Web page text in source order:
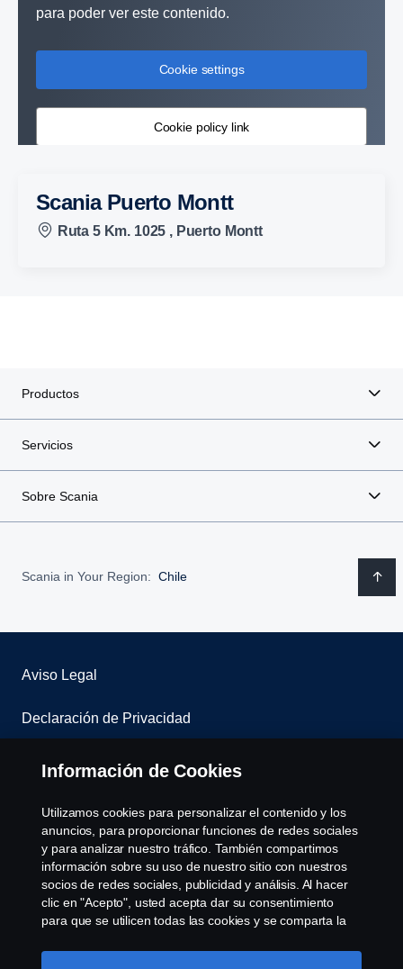
para poder ver este contenido.
Cookie settings
Cookie policy link
Scania Puerto Montt
Ruta 5 Km. 1025 , Puerto Montt
Productos
Servicios
Sobre Scania
Scania in Your Region: Chile
Aviso Legal
Declaración de Privacidad
Contáctenos
Sistema de denuncias
Política de Cookies
Cookie settings
Información de Cookies
Utilizamos cookies para personalizar el contenido y los
anuncios, para proporcionar funciones de redes sociales
y para analizar nuestro tráfico. También compartimos
información sobre su uso de nuestro sitio con nuestros
socios de redes sociales, publicidad y análisis. Al hacer
clic en "Acepto", usted acepta dar su consentimiento
para que se utilicen todas las cookies y se comparta la
haciendo clic en "Configuración de cookies" y